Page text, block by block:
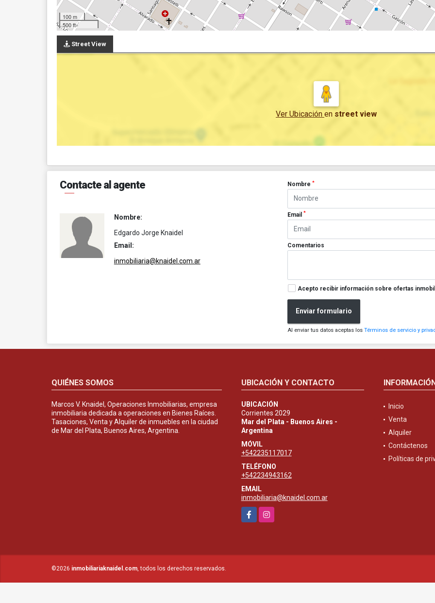
100 m
500 ft
Street View
Ver Ubicación en street view
Contacte al agente
Nombre:
Edgardo Jorge Knaidel
Email:
inmobiliaria@knaidel.com.ar
Nombre*
Email*
Comentarios
Acepto recibir información sobre ofertas
Enviar formulario
Al enviar tus datos aceptas losTérminos de servicio y
QUIÉNES SOMOS
Marcos V. Knaidel, Operaciones Inmobiliarias, empresa
inmobiliaria dedicada a operaciones en Bienes Raíces.
Tasaciones, Venta y Alquiler de inmuebles en la ciudad
de Mar del Plata, Buenos Aires, Argentina.
UBICACIÓN Y CONTACTO
UBICACIÓN
Corrientes 2029
Mar del Plata - Buenos Aires -
Argentina
MÓVIL
+542235117017
TELÉFONO
+542234943162
EMAIL
inmobiliaria@knaidel.com.ar
FacebookInstagram
Inicio
Venta
Alquiler
Contáctenos
Políticas de
©2026 inmobiliariaknaidel.com, todos los derechos reservados.